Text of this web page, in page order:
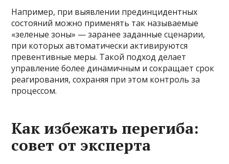
Например, при выявлении прединцидентных
состояний можно применять так называемые
«зеленые зоны» — заранее заданные сценарии,
при которых автоматически активируются
превентивные меры. Такой подход делает
управление более динамичным и сокращает срок
реагирования, сохраняя при этом контроль за
процессом.
Как избежать перегиба:
совет от эксперта